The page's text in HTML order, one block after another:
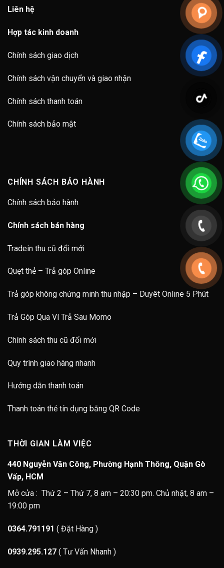
Liên hệ
Hợp tác kinh doanh
Chính sách giao dịch
Chính sách vận chuyển và giao nhận
Chính sách thanh toán
Chính sách bảo mật
CHÍNH SÁCH BẢO HÀNH
Chính sách bảo hành
Chính sách bán hàng
Tradein thu cũ đổi mới
Quẹt thẻ – Trả góp Online
Trả góp không chứng minh thu nhập – Duyêt Online 5 Phút
Trả Góp Qua Ví Trả Sau Momo
Chính sách thu cũ đổi mới
Quy trình giao hàng nhanh
Hướng dẫn thanh toán
Thanh toán thẻ tín dụng bằng QR Code
THỜI GIAN LÀM VIỆC
440 Nguyễn Văn Công, Phường Hạnh Thông, Quận Gò
Vấp, HCM
Mở cửa : Thứ 2 – Thứ 7, 8 am – 20:30 pm. Chủ nhật, 8 am –
19:00 pm
0364.791191 ( Đặt Hàng )
0939.295.127 ( Tư Vấn Nhanh )